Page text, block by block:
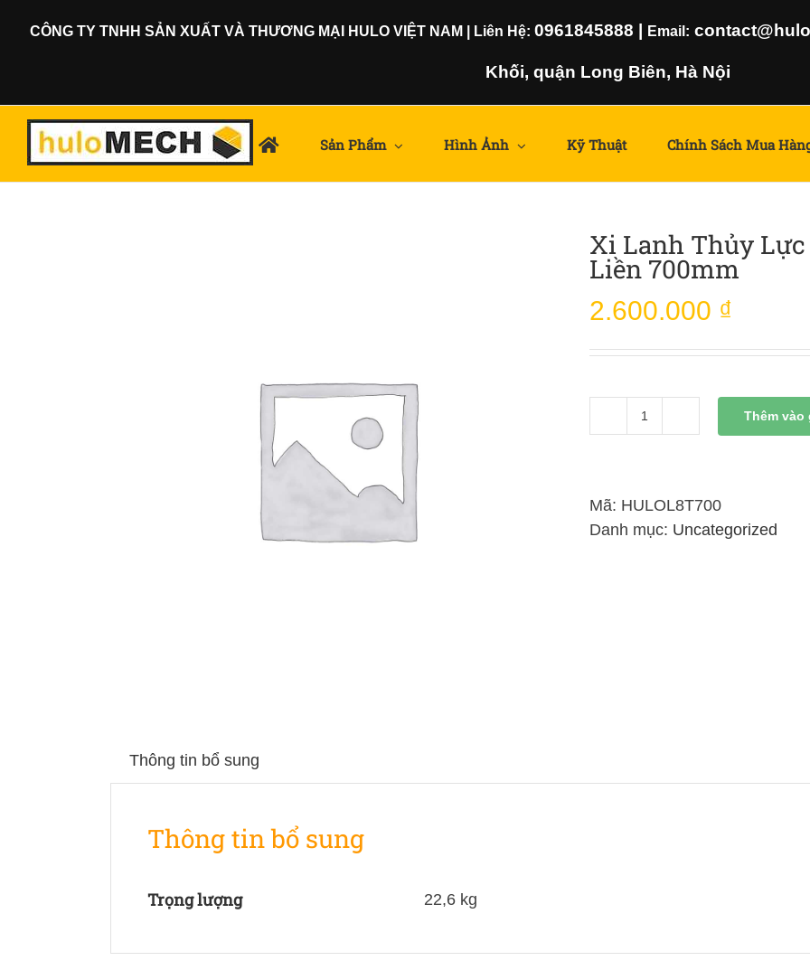
CÔNG TY TNHH SẢN XUẤT VÀ THƯƠNG MẠI HULO VIỆT NAM | Liên Hệ: 0961845888 Email:
Khối, quận Long Biên, Hà Nội
Sản Phẩm Hình Ảnh Kỹ Thuật Chính Sách Mua
Xi Lanh Thủy Lực
Liền 700mm
2.600.000 ₫
Xi
Lực
8
Thêm vào
Mã: HULOL8T700
Danh mục: Uncategorized
Thông tin bổ sung
Thông tin bổ sung
Trọng lượng 22,6 kg